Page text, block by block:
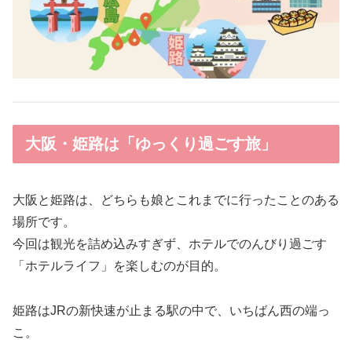
大阪・姫路は「ゆっくり過ごす旅」
大阪と姫路は、どちらも娘とこれまでに行ったことのある
場所です。
今回は観光を詰め込みすぎず、ホテルでのんびり過ごす
「ホテルライフ」を楽しむのが目的。
姫路はJRの新快速が止まる駅の中で、いちばん西の端っ
こ。